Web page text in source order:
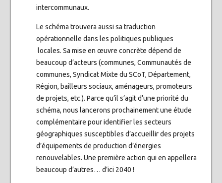
intercommunaux.
Le schéma trouvera aussi sa traduction
opérationnelle dans les politiques publiques
locales. Sa mise en œuvre concrète dépend de
beaucoup d’acteurs (communes, Communautés de
communes, Syndicat Mixte du SCoT, Département,
Région, bailleurs sociaux, aménageurs, promoteurs
de projets, etc.). Parce qu’il s’agit d’une priorité du
schéma, nous lancerons prochainement une étude
complémentaire pour identifier les secteurs
géographiques susceptibles d’accueillir des projets
d’équipements de production d’énergies
renouvelables. Une première action qui en appellera
beaucoup d’autres… d’ici 2040 !